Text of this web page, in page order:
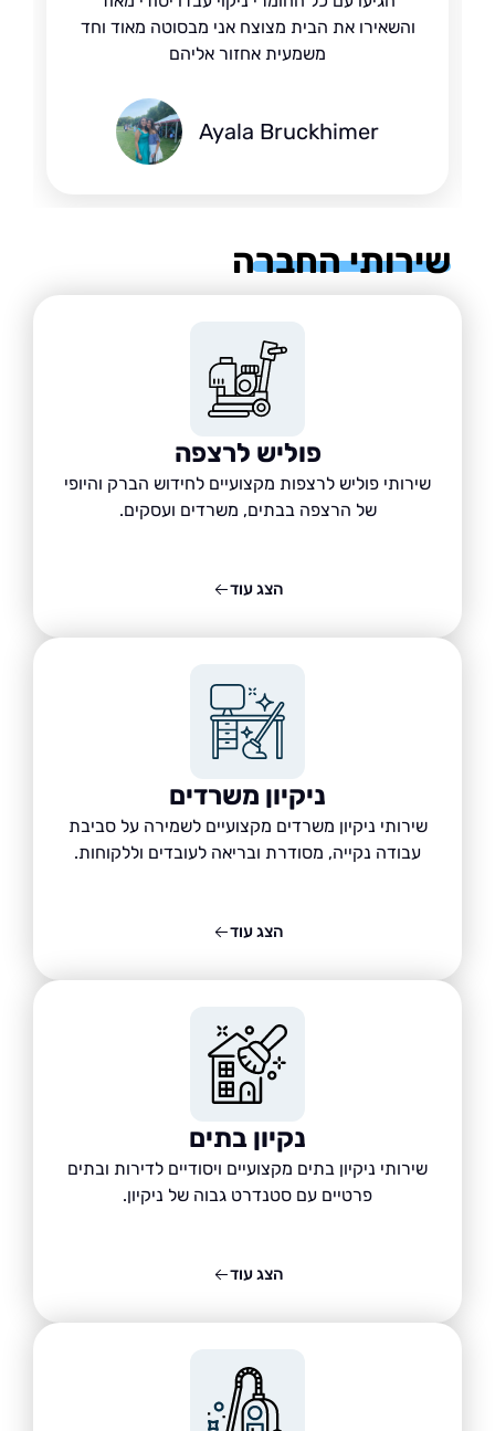
והשאירו את הבית מצוצח אני מבסוטה מאוד וחד
משמעית אחזור אליהם
Ayala Bruckhimer
החברה
פוליש לרצפה
שירותי פוליש לרצפות מקצועיים לחידוש הברק והיופי
של הרצפה בבתים, משרדים ועסקים.
ניקיון משרדים
שירותי ניקיון משרדים מקצועיים לשמירה על סביבת
עבודה נקייה, מסודרת ובריאה לעובדים וללקוחות.
נקיון בתים
שירותי ניקיון בתים מקצועיים ויסודיים לדירות ובתים
פרטיים עם סטנדרט גבוה של ניקיון.